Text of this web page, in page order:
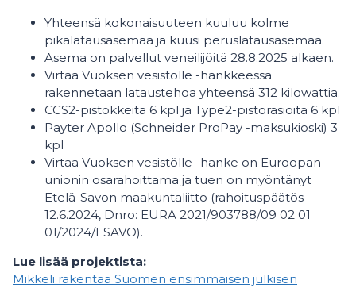
Yhteensä kokonaisuuteen kuuluu kolme
pikalatausasemaa ja kuusi peruslatausasemaa.
Asema on palvellut veneilijöitä 28.8.2025 alkaen.
Virtaa Vuoksen vesistölle -hankkeessa
rakennetaan lataustehoa yhteensä 312 kilowattia.
CCS2-pistokkeita 6 kpl ja Type2-pistorasioita 6 kpl
Payter Apollo (Schneider ProPay -maksukioski) 3
kpl
Virtaa Vuoksen vesistölle -hanke on Euroopan
unionin osarahoittama ja tuen on myöntänyt
Etelä-Savon maakuntaliitto (rahoituspäätös
12.6.2024, Dnro: EURA 2021/903788/09 02 01
01/2024/ESAVO).
Lue lisää projektista:
Mikkeli rakentaa Suomen ensimmäisen julkisen